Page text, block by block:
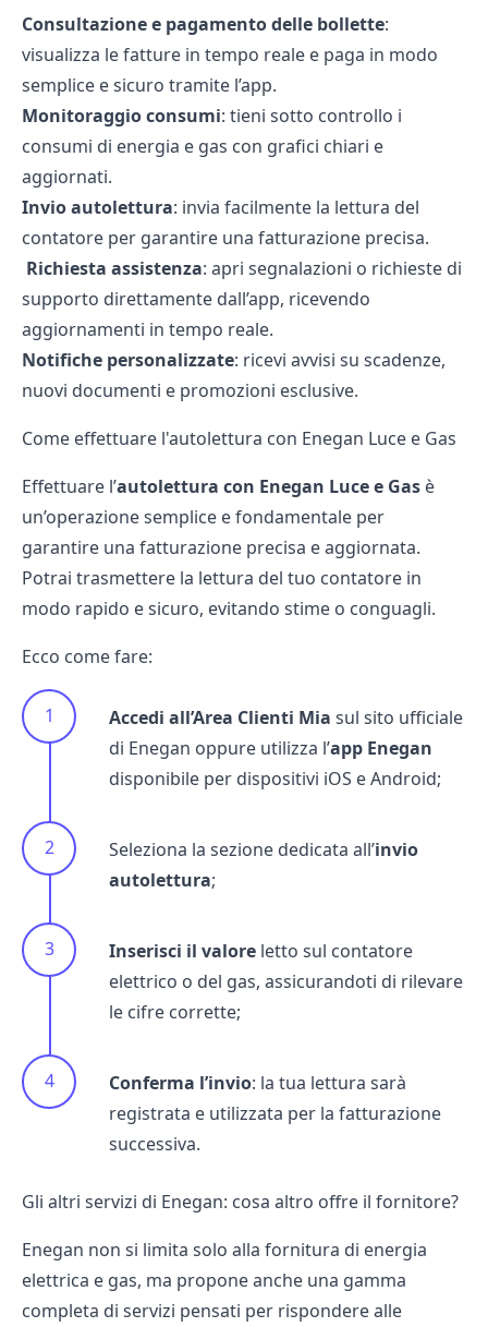
Consultazione e pagamento delle bollette:
visualizza le fatture in tempo reale e paga in modo
semplice e sicuro tramite l’app.
Monitoraggio consumi: tieni sotto controllo i
consumi di energia e gas con grafici chiari e
aggiornati.
Invio autolettura: invia facilmente la lettura del
contatore per garantire una fatturazione precisa.
Richiesta assistenza: apri segnalazioni o richieste di
supporto direttamente dall’app, ricevendo
aggiornamenti in tempo reale.
Notifiche personalizzate: ricevi avvisi su scadenze,
nuovi documenti e promozioni esclusive.
Come effettuare l'autolettura con Enegan Luce e Gas
Effettuare l’autolettura con Enegan Luce e Gas è
un’operazione semplice e fondamentale per
garantire una fatturazione precisa e aggiornata.
Potrai trasmettere la lettura del tuo contatore in
modo rapido e sicuro, evitando stime o conguagli.
Ecco come fare:
Accedi all’Area Clienti Mia sul sito ufficiale
di Enegan oppure utilizza l’app Enegan
disponibile per dispositivi iOS e Android;
Seleziona la sezione dedicata all’invio
autolettura;
Inserisci il valore letto sul contatore
elettrico o del gas, assicurandoti di rilevare
le cifre corrette;
Conferma l’invio: la tua lettura sarà
registrata e utilizzata per la fatturazione
successiva.
Gli altri servizi di Enegan: cosa altro offre il fornitore?
Enegan non si limita solo alla fornitura di energia
elettrica e gas, ma propone anche una gamma
completa di servizi pensati per rispondere alle